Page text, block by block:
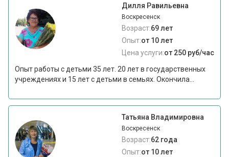
Дилля Равильевна
Воскресенск
Возраст:69 лет
Опыт:от 10 лет
Цена услуги:от 250 руб/час
Опыт работы с детьми 35 лет. 20 лет в государственных
учреждениях и 15 лет с детьми в семьях. Окончила...
Татьяна Владимировна
Воскресенск
Возраст:62 года
Опыт:от 10 лет